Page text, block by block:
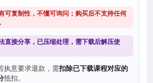
可复制性，不懂可询问；购买后不支持任何
直接分享，已压缩处理，需下载后解压使
执意要求退款，需扣除已下载课程对应的
抵扣。